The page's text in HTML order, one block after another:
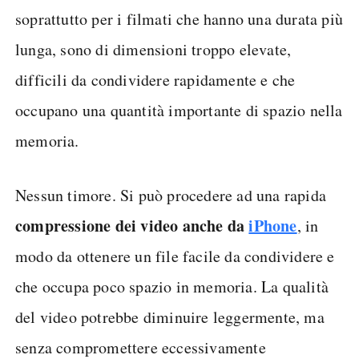
soprattutto per i filmati che hanno una durata più
lunga, sono di dimensioni troppo elevate,
difficili da condividere rapidamente e che
occupano una quantità importante di spazio nella
memoria.
Nessun timore. Si può procedere ad una rapida
compressione dei video anche daiPhone, in
modo da ottenere un file facile da condividere e
che occupa poco spazio in memoria. La qualità
del video potrebbe diminuire leggermente, ma
senza compromettere eccessivamente